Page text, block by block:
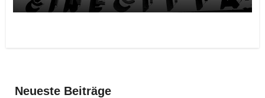
Neueste Beiträge